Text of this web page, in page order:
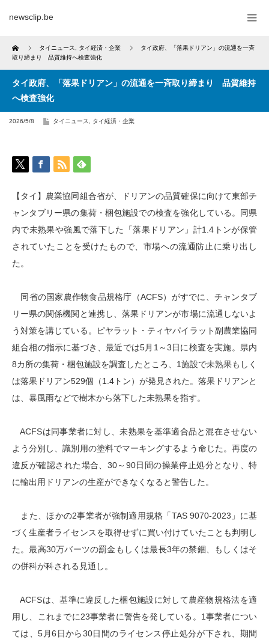
newsclip.be
Home タイニュース タイ経済・企業
タイ政府、「落果ドリアン」の流通を一斉
取り締まり 品質維持へ検査強化
タイ政府、「落果ドリアン」の流通を一斉取り締まり 品質維持
へ検査強化
2026/5/8 タイニュース タイ経済・企業
【タイ】農業協同組合省が、ドリアンの品質確保に向けて東部チ
ャンタブリー県の集荷・梱包施設での検査を強化している。同県
内で未熟果や強風で落下した「落果ドリアン」計1.4トンが保管
されていたことを受けたもので、市場への流通防止に乗り出し
た。
同省の国家農作物食品規格庁（ACFS）がすでに、チャンタブ
リー県の関係機関と連携し、落果ドリアンが市場に流通しないよ
う対策を講じている。ピヤラット・ティヤパイラット副農業協同
組合相の指示に基づき、最近では5月1～3日に検査を実施。県内
8カ所の集荷・梱包施設を調査したところ、1施設で未熟果もしく
は落果ドリアン529個（1.4トン）が発見された。落果ドリアンと
は、暴風雨などで樹木から落下した未熟果を指す。
ACFSは同事業者に対し、未熟果を基準適合品と混在させない
よう分別し、識別用の塗料でマーキングするよう命じた。再度の
違反が確認された場合、30～90日間の操業停止処分となり、特
に輸出用ドリアンの生産ができなくなると警告した。
また、ほかの2事業者が強制適用規格「TAS 9070-2023」に基
づく生産者ライセンスを取得せずに買い付けていたことも判明し
た。最高30万バーツの罰金もしくは最長3年の禁錮、もしくはそ
の併科が科される見通し。
ACFSは、基準に違反した梱包施設に対して農産物規格法を適
用し、これまでに23事業者に警告を発している。1事業者につい
ては、5月6日から30日間のライセンス停止処分が下され、期間